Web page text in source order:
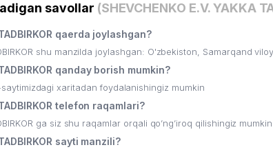
savollar (SHEVCHENKO E.V. YAKKA
TADBIRKOR qaerda joylashgan?
shu manzilda joylashgan: O'zbekiston, Samarqand
qanday borish mumkin?
xaritadan foydalanishingiz mumkin
TADBIRKOR telefon raqamlari?
ga siz shu raqamlar orqali qo’ng’iroq qilishingiz
sayti manzili?